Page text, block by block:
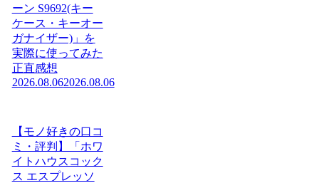
ーン S9692(キー
ケース・キーオー
ガナイザー)」を
実際に使ってみた
正直感想
2026.08.062026.08.06
【モノ好きの口コ
ミ・評判】「ホワ
イトハウスコック
ス エスプレッソ